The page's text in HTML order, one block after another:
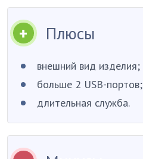
Плюсы
внешний вид изделия;
больше 2 USB-портов;
длительная служба.